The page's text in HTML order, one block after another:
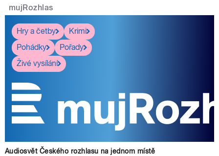
mujRozhlas
Hry a četby
Krimi
Pohádky
Pořady
Živé vysílání
Audiosvět Českého rozhlasu na jednom místě